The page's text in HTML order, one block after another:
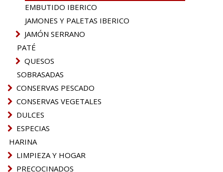
EMBUTIDO IBERICO
JAMONES Y PALETAS IBERICO
JAMÓN SERRANO
PATÉ
QUESOS
SOBRASADAS
CONSERVAS PESCADO
CONSERVAS VEGETALES
DULCES
ESPECIAS
HARINA
LIMPIEZA Y HOGAR
PRECOCINADOS